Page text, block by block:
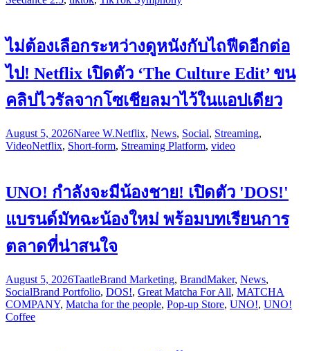
ไม่ต้องเลือกระหว่างดูหนังกับไถฟีดอีกต่อ
ไป! Netflix เปิดตัว ‘The Culture Edit’ ขน
คลิปไวรัลจากโซเชียลมาไว้ในแอปเดียว
August 5, 2026Naree W.Netflix, News, Social, Streaming,
VideoNetflix, Short-form, Streaming Platform, video
UNO! กำลังจะมีน้องชาย! เปิดตัว 'DOS!'
แบรนด์มัทฉะน้องใหม่ พร้อมบทเรียนการ
ตลาดที่น่าสนใจ
August 5, 2026TaatleBrand Marketing, BrandMaker, News,
SocialBrand Portfolio, DOS!, Great Matcha For All, MATCHA
COMPANY, Matcha for the people, Pop-up Store, UNO!, UNO!
Coffee